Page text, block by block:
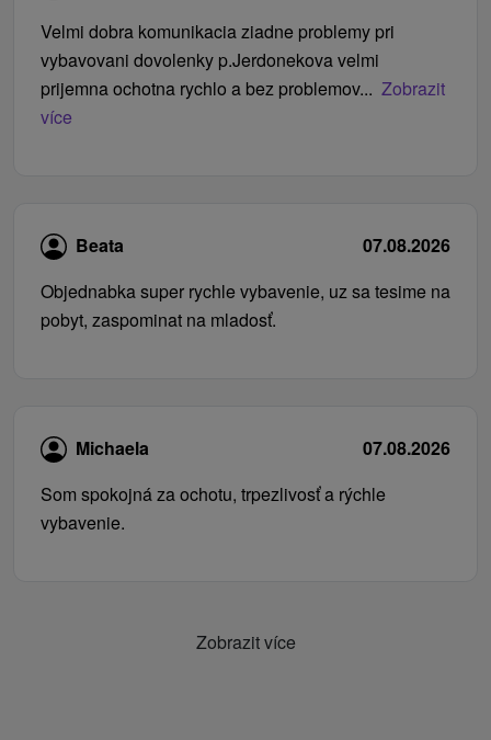
Velmi dobra komunikacia ziadne problemy pri
vybavovani dovolenky p.Jerdonekova velmi
prijemna ochotna rychlo a bez problemov... Zobrazit
více
Beata
07.08.2026
Objednabka super rychle vybavenie, uz sa tesime na
pobyt, zaspominat na mladosť.
Michaela
07.08.2026
Som spokojná za ochotu, trpezlivosť a rýchle
vybavenie.
Zobrazit více